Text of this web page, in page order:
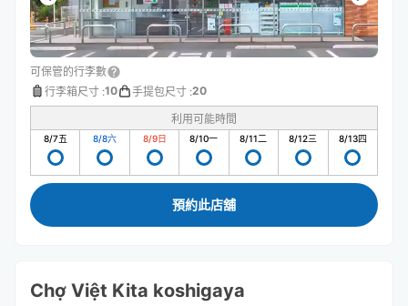
可保管的行李數
行李箱尺寸 :10 手提包尺寸 :20
利用可能時間
8/7五 8/8六 8/9日 8/10一 8/11二 8/12三 8/13四
預約此店舖
Chợ Việt Kita koshigaya